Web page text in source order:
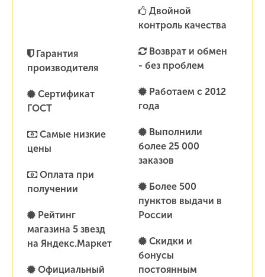
Гарантия
производителя
Сертификат
ГОСТ
Самые низкие
цены
Оплата при
получении
Рейтинг
магазина 5 звезд
на Яндекс.Маркет
Официальный
Двойной
контроль качества
Возврат и обмен
- без проблем
Работаем с 2012
года
Выполнили
более 25 000
заказов
Более 500
пунктов выдачи в
России
Скидки и
бонусы
постоянным